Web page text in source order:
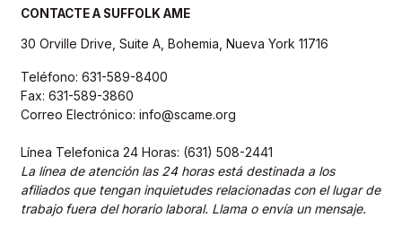
CONTACTE A SUFFOLK AME
30 Orville Drive, Suite A, Bohemia, Nueva York 11716
Teléfono: 631-589-8400
Fax: 631-589-3860
Correo Electrónico: info@scame.org
Línea Telefonica 24 Horas: (631) 508-2441
La línea de atención las 24 horas está destinada a los
afiliados que tengan inquietudes relacionadas con el lugar de
trabajo fuera del horario laboral. Llama o envía un mensaje.